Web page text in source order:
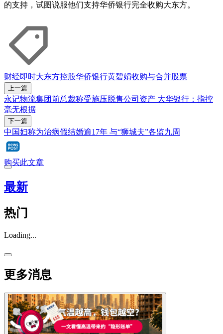
的支持，试图说服他们支持华侨银行完全收购大东方。
财经即时大东方控股华侨银行黄碧娟收购与合并股票
上一篇
永记物流集团前总裁称受施压脱售公司资产 大华银行：指控
毫无根据
下一篇
中国妇称为治病假结婚逾17年 与“狮城夫”各监九周
购买此文章
最新
热门
Loading...
更多消息